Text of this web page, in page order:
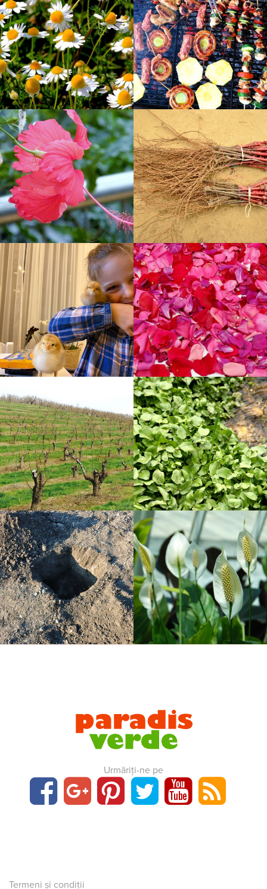
Urmăriți-ne pe
Termeni și condiții